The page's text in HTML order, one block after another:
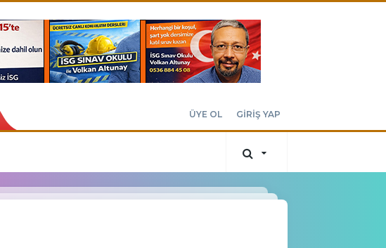
ÜYE OL GİRİŞ YAP